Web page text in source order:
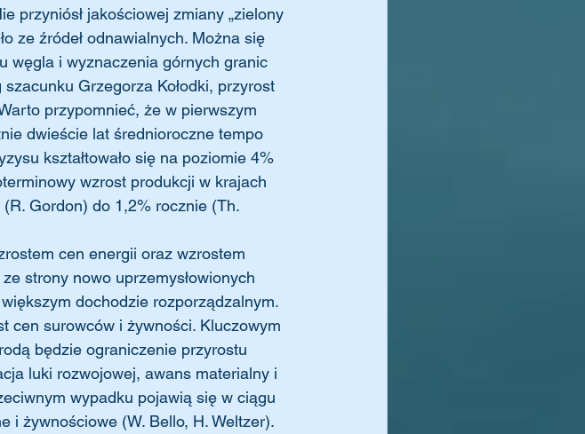
przyniósł jakościowej zmiany „zielony
ze źródeł odnawialnych. Można się
węgla i wyznaczenia górnych granic
Grzegorza Kołodki, przyrost
przypomnieć, że w pierwszym
dwieście lat średnioroczne tempo
kształtowało się na poziomie 4%
wzrost produkcji w krajach
Gordon) do 1,2% rocznie (Th.
cen energii oraz wzrostem
strony nowo uprzemysłowionych
dochodzie rozporządzalnym.
cen surowców i żywności. Kluczowym
będzie ograniczenie przyrostu
luki rozwojowej, awans materialny i
wypadku pojawią się w ciągu
i żywnościowe (W. Bello, H. Weltzer).